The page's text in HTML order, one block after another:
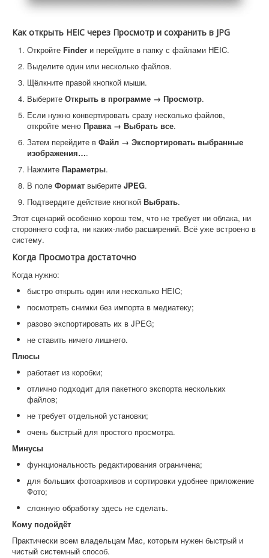
Как открыть HEIC через Просмотр и сохранить в JPG
Откройте Finder и перейдите в папку с файлами HEIC.
Выделите один или несколько файлов.
Щёлкните правой кнопкой мыши.
Выберите Открыть в программе → Просмотр.
Если нужно конвертировать сразу несколько файлов,
откройте меню Правка → Выбрать все.
Затем перейдите в Файл → Экспортировать выбранные
изображения….
Нажмите Параметры.
В поле Формат выберите JPEG.
Подтвердите действие кнопкой Выбрать.
Этот сценарий особенно хорош тем, что не требует ни облака, ни
стороннего софта, ни каких-либо расширений. Всё уже встроено в
систему.
Когда Просмотра достаточно
Когда нужно:
быстро открыть один или несколько HEIC;
посмотреть снимки без импорта в медиатеку;
разово экспортировать их в JPEG;
не ставить ничего лишнего.
Плюсы
работает из коробки;
отлично подходит для пакетного экспорта нескольких
файлов;
не требует отдельной установки;
очень быстрый для простого просмотра.
Минусы
функциональность редактирования ограничена;
для больших фотоархивов и сортировки удобнее приложение
Фото;
сложную обработку здесь не сделать.
Кому подойдёт
Практически всем владельцам Mac, которым нужен быстрый и
чистый системный способ.